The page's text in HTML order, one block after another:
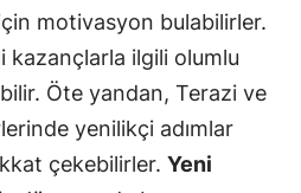
motivasyon bulabilirler.
kazançlarla ilgili olumlu
Öte yandan, Terazi ve
yenilikçi adımlar
çekebilirler. Yeni